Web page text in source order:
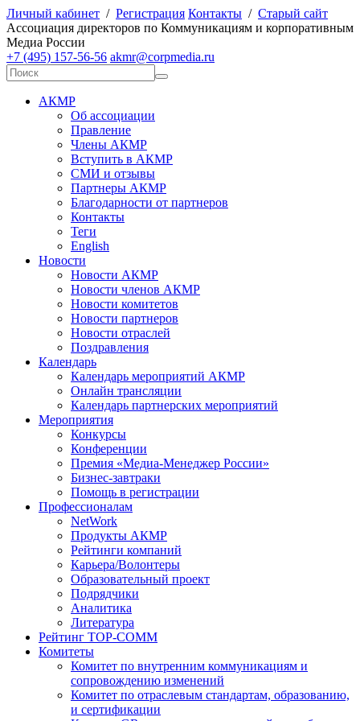
Личный кабинет / Регистрация Контакты / Старый сайт
Ассоциация директоров по Коммуникациям и корпоративным
Медиа России
+7 (495) 157-56-56 akmr@corpmedia.ru
АКМР
Об ассоциации
Правление
Члены АКМР
Вступить в АКМР
СМИ и отзывы
Партнеры АКМР
Благодарности от партнеров
Контакты
Теги
English
Новости
Новости АКМР
Новости членов АКМР
Новости комитетов
Новости партнеров
Новости отраслей
Поздравления
Календарь
Календарь мероприятий АКМР
Онлайн трансляции
Календарь партнерских мероприятий
Мероприятия
Конкурсы
Конференции
Премия «Медиа-Менеджер России»
Бизнес-завтраки
Помощь в регистрации
Профессионалам
NetWork
Продукты АКМР
Рейтинги компаний
Карьера/Волонтеры
Образовательный проект
Подрядчики
Аналитика
Литература
Рейтинг TOP-COMM
Комитеты
Комитет по внутренним коммуникациям и
сопровождению изменений
Комитет по отраслевым стандартам, образованию,
и сертификации